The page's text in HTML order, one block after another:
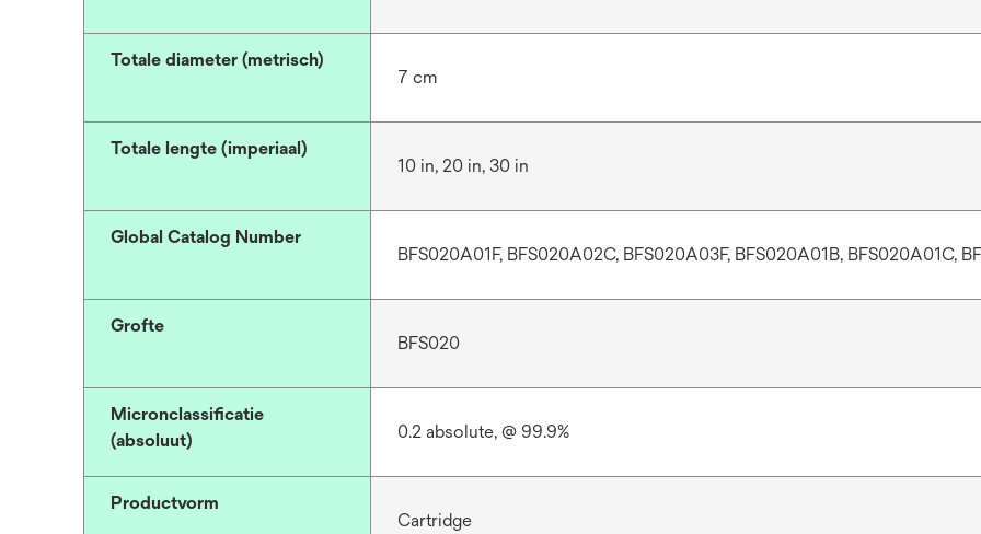
Totale diameter (metrisch)
7 cm
Totale lengte (imperiaal)
10 in, 20 in, 30 in
Global Catalog Number
BFS020A01F, BFS020A02C, BFS020A03F, BFS020A01B, BFS020A01C,
Grofte
BFS020
Micronclassificatie
(absoluut)
0.2 absolute, @ 99.9%
Productvorm
Cartridge